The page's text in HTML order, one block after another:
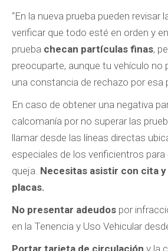
“En la nueva prueba pueden revisar
verificar que todo esté en orden y
prueba checan partículas finas,
preocuparte, aunque tu vehículo no
una constancia de rechazo por esa
En caso de obtener una negativa
calcomanía por no superar las
llamar desde las líneas directas
especiales de los verificientros para
queja. Necesitas asistir con cita
placas.
No presentar adeudos por
en la Tenencia y Uso Vehicular
Portar tarjeta de circulación y la